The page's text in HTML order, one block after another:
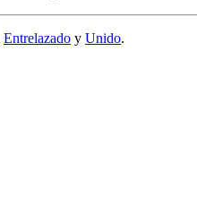
Entrelazado y Unido.